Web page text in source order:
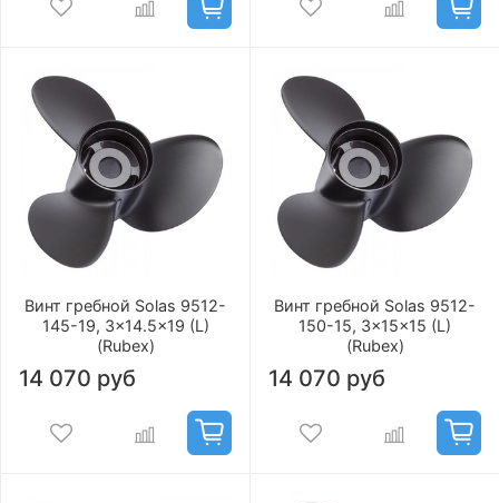
Винт гребной Solas 9512-
145-19, 3x14.5x19 (L)
(Rubex)
14 070 руб
Винт гребной Solas 9512-
150-15, 3x15x15 (L)
(Rubex)
14 070 руб